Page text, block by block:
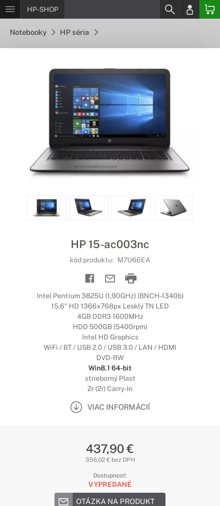
HP-SHOP
Notebooky HP séria
HP 15-ac003nc
kód produktu: M7U66EA
Intel Pentium 3825U (1,90GHz) (BNCH-1340b)
15,6" HD 1366x768px Lesklý TN LED
4GB DDR3 1600MHz
HDD 500GB (5400rpm)
Intel HD Graphics
WiFi / BT / USB 2.0 / USB 3.0 / LAN / HDMI
DVD-RW
Win8.1 64-bit
strieborný Plast
2r (2r) Carry-In
VIAC INFORMÁCIÍ
437,90 €
356,02 € bez DPH
Dostupnosť:
VYPREDANÉ
OTÁZKA NA PRODUKT